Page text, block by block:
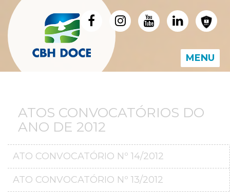
MENU
ATOS CONVOCATÓRIOS DO
ANO DE 2012
ATO CONVOCATÓRIO Nº 14/2012
ATO CONVOCATÓRIO Nº 13/2012